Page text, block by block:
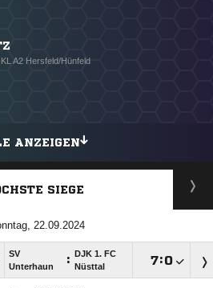
KL A2 Hersfeld/Hünfeld
ANZEIGEN
SIEGE
22.09.2024
SV
Unterhaun
:
DJK 1. FC
Nüsttal
: